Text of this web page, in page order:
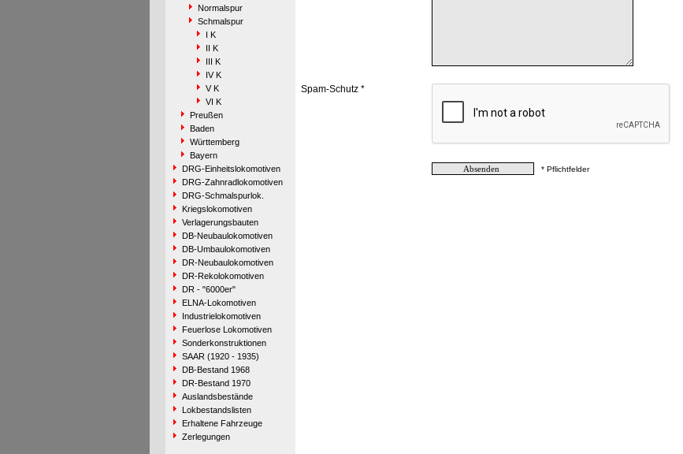
Normalspur
Schmalspur
I K
II K
III K
IV K
V K
VI K
Preußen
Baden
Württemberg
Bayern
DRG-Einheitslokomotiven
DRG-Zahnradlokomotiven
DRG-Schmalspurlok.
Kriegslokomotiven
Verlagerungsbauten
DB-Neubaulokomotiven
DB-Umbaulokomotiven
DR-Neubaulokomotiven
DR-Rekolokomotiven
DR - "6000er"
ELNA-Lokomotiven
Industrielokomotiven
Feuerlose Lokomotiven
Sonderkonstruktionen
SAAR (1920 - 1935)
DB-Bestand 1968
DR-Bestand 1970
Auslandsbestände
Lokbestandslisten
Erhaltene Fahrzeuge
Zerlegungen
Spam-Schutz *
* Pflichtfelder